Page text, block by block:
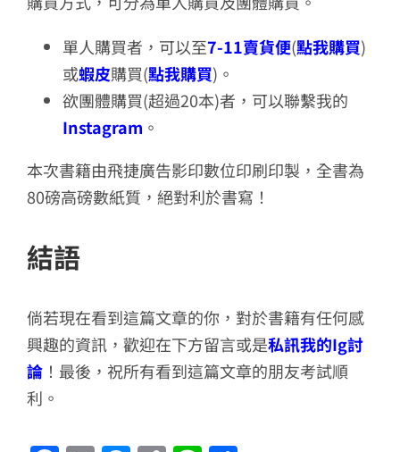
單人購買者，可以至7-11賣貨便(點我購買)
或蝦皮購買(點我購買)。
欲團體購買(超過20本)者，可以聯繫我的
Instagram 。
本次書籍由飛捷廣告影印數位印刷印製，全書為
80磅高磅數紙質，絕對利於書寫！
結語
倘若現在看到這篇文章的你，對於書籍有任何感
興趣的資訊，歡迎在下方留言或是私訊我的Ig討
論！最後，祝所有看到這篇文章的朋友考試順
利。